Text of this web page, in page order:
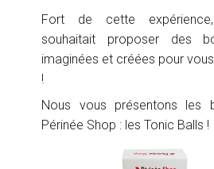
Fort de cette
souhaitait proposer des
imaginées et créées pour
!
Nous vous présentons les
Périnée Shop : les Tonic Balls !